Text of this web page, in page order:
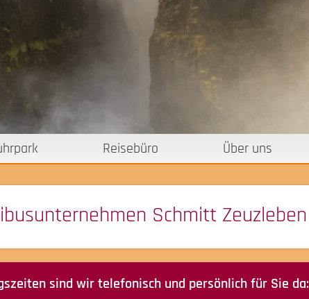
Reisebüro Über uns
Schmitt Zeuzleben
sind wir telefonisch und persönlich für Sie da: